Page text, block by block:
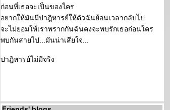
ก่อนที่เธอจะเป็นของใคร
อยากให้มันมีปาฎิหารย์ให้ตัวฉันย้อนเวลากลับไป
จะไม่ยอมให้เราพรากกันฉันคงจะพบรักเธอก่อนใคร
พบกันสายไป...มันน่าเสียใจ...
ปาฎิหารย์ไม่มีจริง